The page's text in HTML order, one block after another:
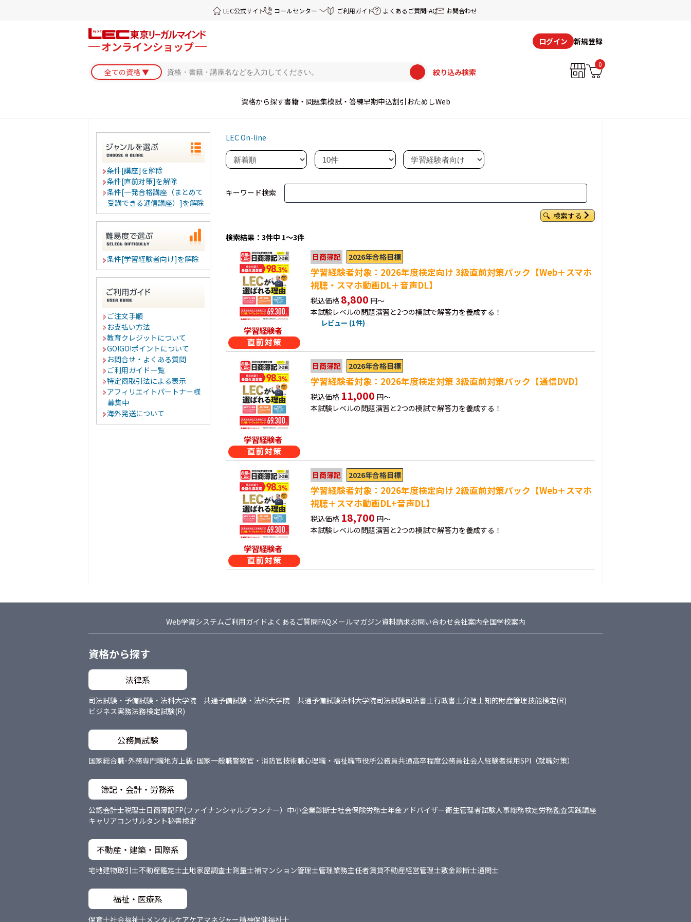
LEC公式サイト コールセンター ご利用ガイド よくあるご質問FAQ お問合わせ
ログイン 新規登録
絞り込み検索
0
資格から探す書籍・問題集模試・答練早期申込割引 おためしWeb
条件[講座]を解除
条件[直前対策]を解除
条件[一発合格講座（まとめて
受講できる通信講座）]を解除
条件[学習経験者向け]を解除
ご注文手順
お支払い方法
教育クレジットについて
GO!GO!ポイントについて
お問合せ・よくある質問
ご利用ガイド一覧
特定商取引法による表示
アフィリエイトパートナー様
募集中
海外発送について
LEC On-line
キーワード検索
検索する
検索結果：3件中 1～3件
学習経験者
日商簿記 2026年合格目標
学習経験者対象：2026年度検定向け 3級直前対策パック【Web＋スマホ
視聴・スマホ動画DL＋音声DL】
税込価格 8,800 円～
本試験レベルの問題演習と2つの模試で解答力を養成する！
レビュー (1件)
学習経験者
日商簿記 2026年合格目標
学習経験者対象：2026年度検定対策 3級直前対策パック【通信DVD】
税込価格 11,000 円～
本試験レベルの問題演習と2つの模試で解答力を養成する！
学習経験者
日商簿記 2026年合格目標
学習経験者対象：2026年度検定向け 2級直前対策パック【Web＋スマホ
視聴＋スマホ動画DL+音声DL】
税込価格 18,700 円～
本試験レベルの問題演習と2つの模試で解答力を養成する！
Web学習システムご利用ガイド よくあるご質問FAQメールマガジン資料請求お問い合わせ会社案内全国学校案内
資格から探す
法律系
司法試験・予備試験・法科大学院 共通予備試験・法科大学院 共通予備試験法科大学院司法試験司法書士行政書士弁理士知的財産管理技能検定(R)
ビジネス実務法務検定試験(R)
公務員試験
国家総合職･外務専門職地方上級･国家一般職警察官・消防官技術職心理職・福祉職市役所公務員共通高卒程度公務員社会人経験者採用SPI（就職対策）
簿記・会計・労務系
公認会計士税理士日商簿記FP(ファイナンシャルプランナー） 中小企業診断士社会保険労務士年金アドバイザー衛生管理者試験人事総務検定労務監査実践講座
キャリアコンサルタント秘書検定
不動産・建築・国際系
宅地建物取引士不動産鑑定士土地家屋調査士測量士補マンション管理士管理業務主任者賃貸不動産経営管理士敷金診断士通関士
福祉・医療系
保育士社会福祉士メンタルケアケアマネジャー精神保健福祉士